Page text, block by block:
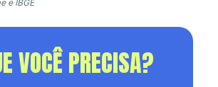
e IBGE
VOCÊ PRECISA?